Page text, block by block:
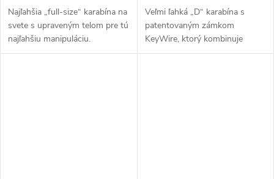
Najľahšia „full-size“ karabína na
svete s upraveným telom pre tú
najľahšiu manipuláciu.
Veľmi ľahká „D“ karabína s
patentovaným zámkom
KeyWire, ktorý kombinuje
výhody plného a drôteného